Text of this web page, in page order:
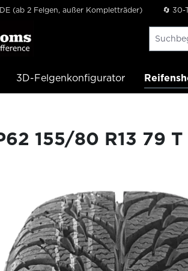
springen
(ab 2 Felgen, außer Kompletträder) 🔄 30-
3D-Felgenkonfigurator
155/80 R13 79 T